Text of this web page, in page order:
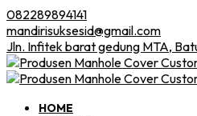
082289894141
mandirisuksesid@gmail.com
Jln. Infitek barat gedung MTA,
HOME